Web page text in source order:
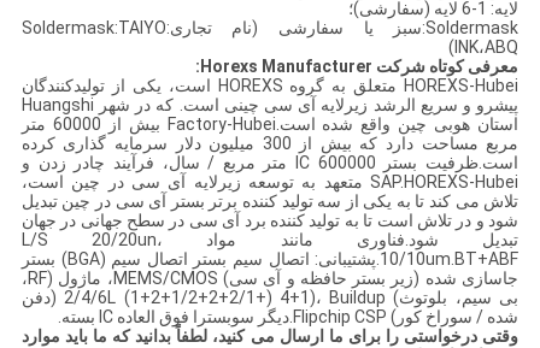
لایه: 1-6 لایه (سفارشی)؛
Soldermask:سبز یا سفارشی (نام تجاری:Soldermask:TAIYO
INK،ABQ)
معرفی کوتاه شرکت Horexs Manufacturer:
HOREXS-Hubei متعلق به گروه HOREXS است، یکی از تولیدکنندگان
پیشرو و سریع الرشد زیرلایه آی سی چینی است. که در شهر Huangshi
استان هوبی چین واقع شده است.Factory-Hubei بیش از 60000 متر
مربع مساحت دارد که بیش از 300 میلیون دلار سرمایه گذاری کرده
است.ظرفیت بستر IC 600000 متر مربع / سال، فرآیند چادر زدن و
SAP.HOREXS-Hubei متعهد به توسعه زیرلایه آی سی در چین است،
تلاش می کند تا به یکی از سه تولید کننده برتر بستر آی سی در چین تبدیل
شود و در تلاش است تا به تولید کننده برد آی سی در سطح جهانی در جهان
تبدیل شود.فناوری مانند مواد L/S 20/20un،
10/10um.BT+ABF.پشتیبانی: اتصال سیم بستر اتصال سیم (BGA) بستر
جاسازی شده (زیر بستر حافظه و آی سی) MEMS/CMOS، ماژول (RF،
بی سیم، بلوتوث) 2/4/6L (1+2+1/2+2+2/1+) 4+1)، Buildup (دفن
شده / سوراخ کور) Flipchip CSP.دیگر سوبسترا فوق العاده IC بسته.
وقتی درخواستی را برای ما ارسال می کنید، لطفاً بدانید که ما باید موارد